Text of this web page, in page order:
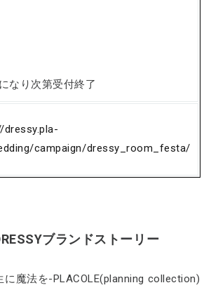
なり次第受付終了
dressy.pla-
campaign/dressy_room_festa/
ブランドストーリー
魔法を-PLACOLE(planning collection)